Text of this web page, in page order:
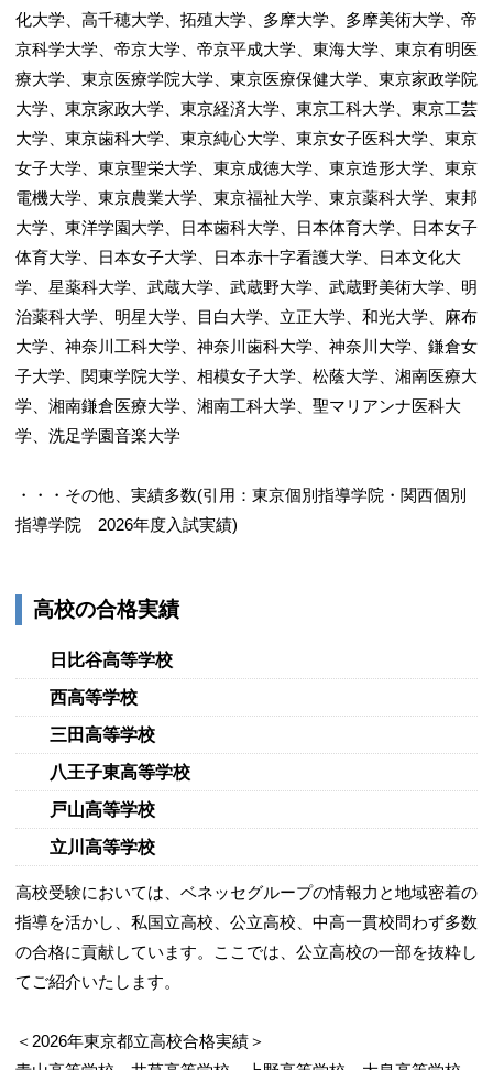
化大学、高千穂大学、拓殖大学、多摩大学、多摩美術大学、帝
京科学大学、帝京大学、帝京平成大学、東海大学、東京有明医
療大学、東京医療学院大学、東京医療保健大学、東京家政学院
大学、東京家政大学、東京経済大学、東京工科大学、東京工芸
大学、東京歯科大学、東京純心大学、東京女子医科大学、東京
女子大学、東京聖栄大学、東京成徳大学、東京造形大学、東京
電機大学、東京農業大学、東京福祉大学、東京薬科大学、東邦
大学、東洋学園大学、日本歯科大学、日本体育大学、日本女子
体育大学、日本女子大学、日本赤十字看護大学、日本文化大
学、星薬科大学、武蔵大学、武蔵野大学、武蔵野美術大学、明
治薬科大学、明星大学、目白大学、立正大学、和光大学、麻布
大学、神奈川工科大学、神奈川歯科大学、神奈川大学、鎌倉女
子大学、関東学院大学、相模女子大学、松蔭大学、湘南医療大
学、湘南鎌倉医療大学、湘南工科大学、聖マリアンナ医科大
学、洗足学園音楽大学
・・・その他、実績多数(引用：東京個別指導学院・関西個別
指導学院 2026年度入試実績)
高校の合格実績
日比谷高等学校
西高等学校
三田高等学校
八王子東高等学校
戸山高等学校
立川高等学校
高校受験においては、ベネッセグループの情報力と地域密着の
指導を活かし、私国立高校、公立高校、中高一貫校問わず多数
の合格に貢献しています。ここでは、公立高校の一部を抜粋し
てご紹介いたします。
＜2026年東京都立高校合格実績＞